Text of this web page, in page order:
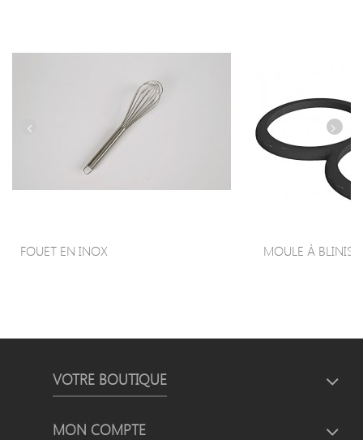
FOUET EN INOX MOULE À BLINIS
VOTRE BOUTIQUE
MON COMPTE